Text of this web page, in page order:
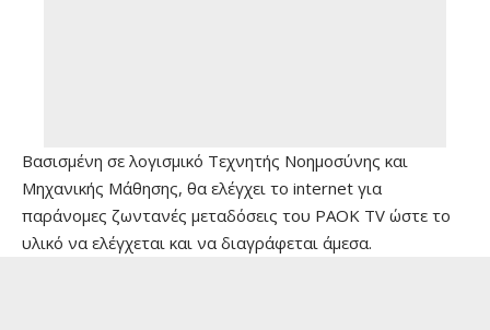
Βασισμένη σε λογισμικό Τεχνητής Νοημοσύνης και
Μηχανικής Μάθησης, θα ελέγχει το internet για
παράνομες ζωντανές μεταδόσεις του PAOK TV ώστε το
υλικό να ελέγχεται και να διαγράφεται άμεσα.